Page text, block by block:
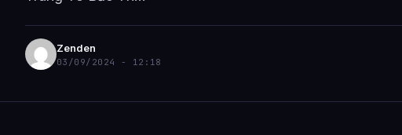
Zenden
03/09/2024 - 12:18